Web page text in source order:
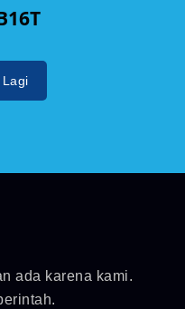
ada karena kami.